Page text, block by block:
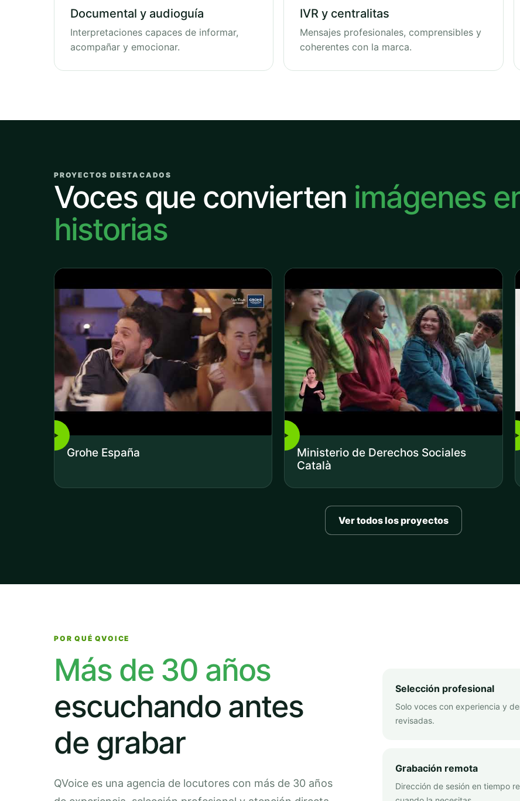
Documental y audioguía
Interpretaciones capaces de informar,
acompañar y emocionar.
IVR y centralitas
Mensajes profesionales, comprensibles y
coherentes con la marca.
PROYECTOS DESTACADOS
Voces que convierten imágenes
historias
▶
Grohe España
▶
Ministerio de Derechos Sociales
Català
▶
Ver todos los proyectos
POR QUÉ QVOICE
Más de 30 años
escuchando antes
de grabar
QVoice es una agencia de locutores con más de 30 años
Selección profesional
Solo voces con experiencia y
revisadas.
Grabación remota
Dirección de sesión en tiempo